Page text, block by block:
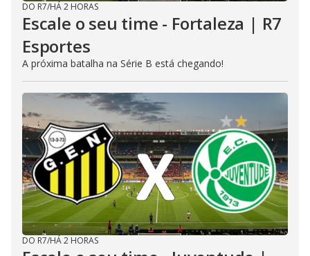
DO R7/HÁ 2 HORAS
Escale o seu time - Fortaleza | R7
Esportes
A próxima batalha na Série B está chegando!
DO R7/HÁ 2 HORAS